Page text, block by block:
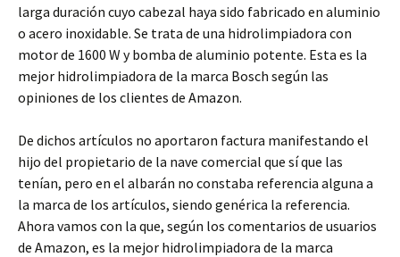
larga duración cuyo cabezal haya sido fabricado en aluminio
o acero inoxidable. Se trata de una hidrolimpiadora con
motor de 1600 W y bomba de aluminio potente. Esta es la
mejor hidrolimpiadora de la marca Bosch según las
opiniones de los clientes de Amazon.
De dichos artículos no aportaron factura manifestando el
hijo del propietario de la nave comercial que sí que las
tenían, pero en el albarán no constaba referencia alguna a
la marca de los artículos, siendo genérica la referencia.
Ahora vamos con la que, según los comentarios de usuarios
de Amazon, es la mejor hidrolimpiadora de la marca